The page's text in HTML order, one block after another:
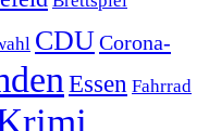
CDUCorona-
Essen Fahrrad